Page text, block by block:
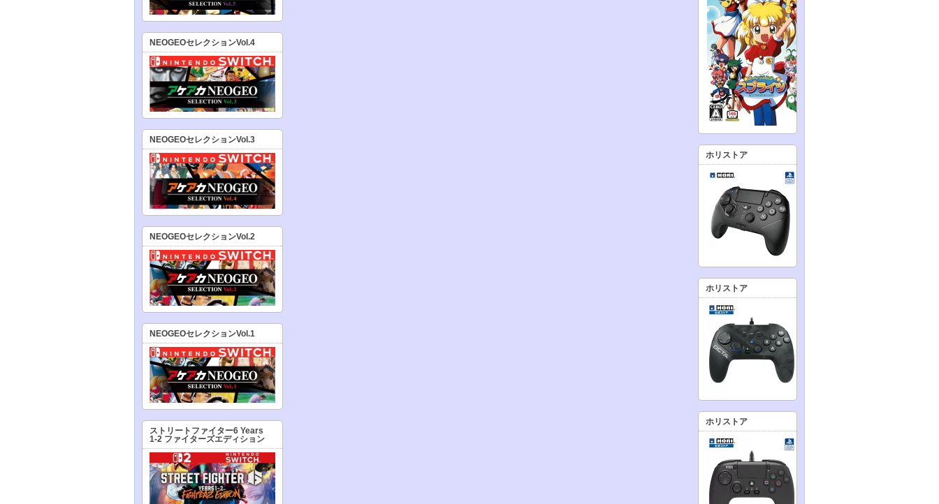
NEOGEOセレクションVol.4
NEOGEOセレクションVol.3
NEOGEOセレクションVol.2
NEOGEOセレクションVol.1
ストリートファイター6 Years
1-2 ファイターズエディション
ホリストア
ホリストア
ホリストア